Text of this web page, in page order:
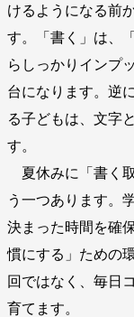
けるようになる前
す。「書く」は、
らしっかりインプ
台になります。逆
る子どもは、文字
す。
夏休みに「書く
う一つあります。
決まった時間を確
慣にする」ための
回ではなく、毎日
育てます。